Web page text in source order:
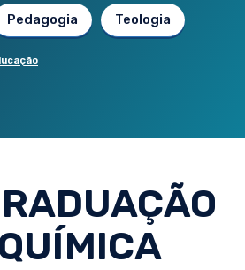
Pedagogia Teologia